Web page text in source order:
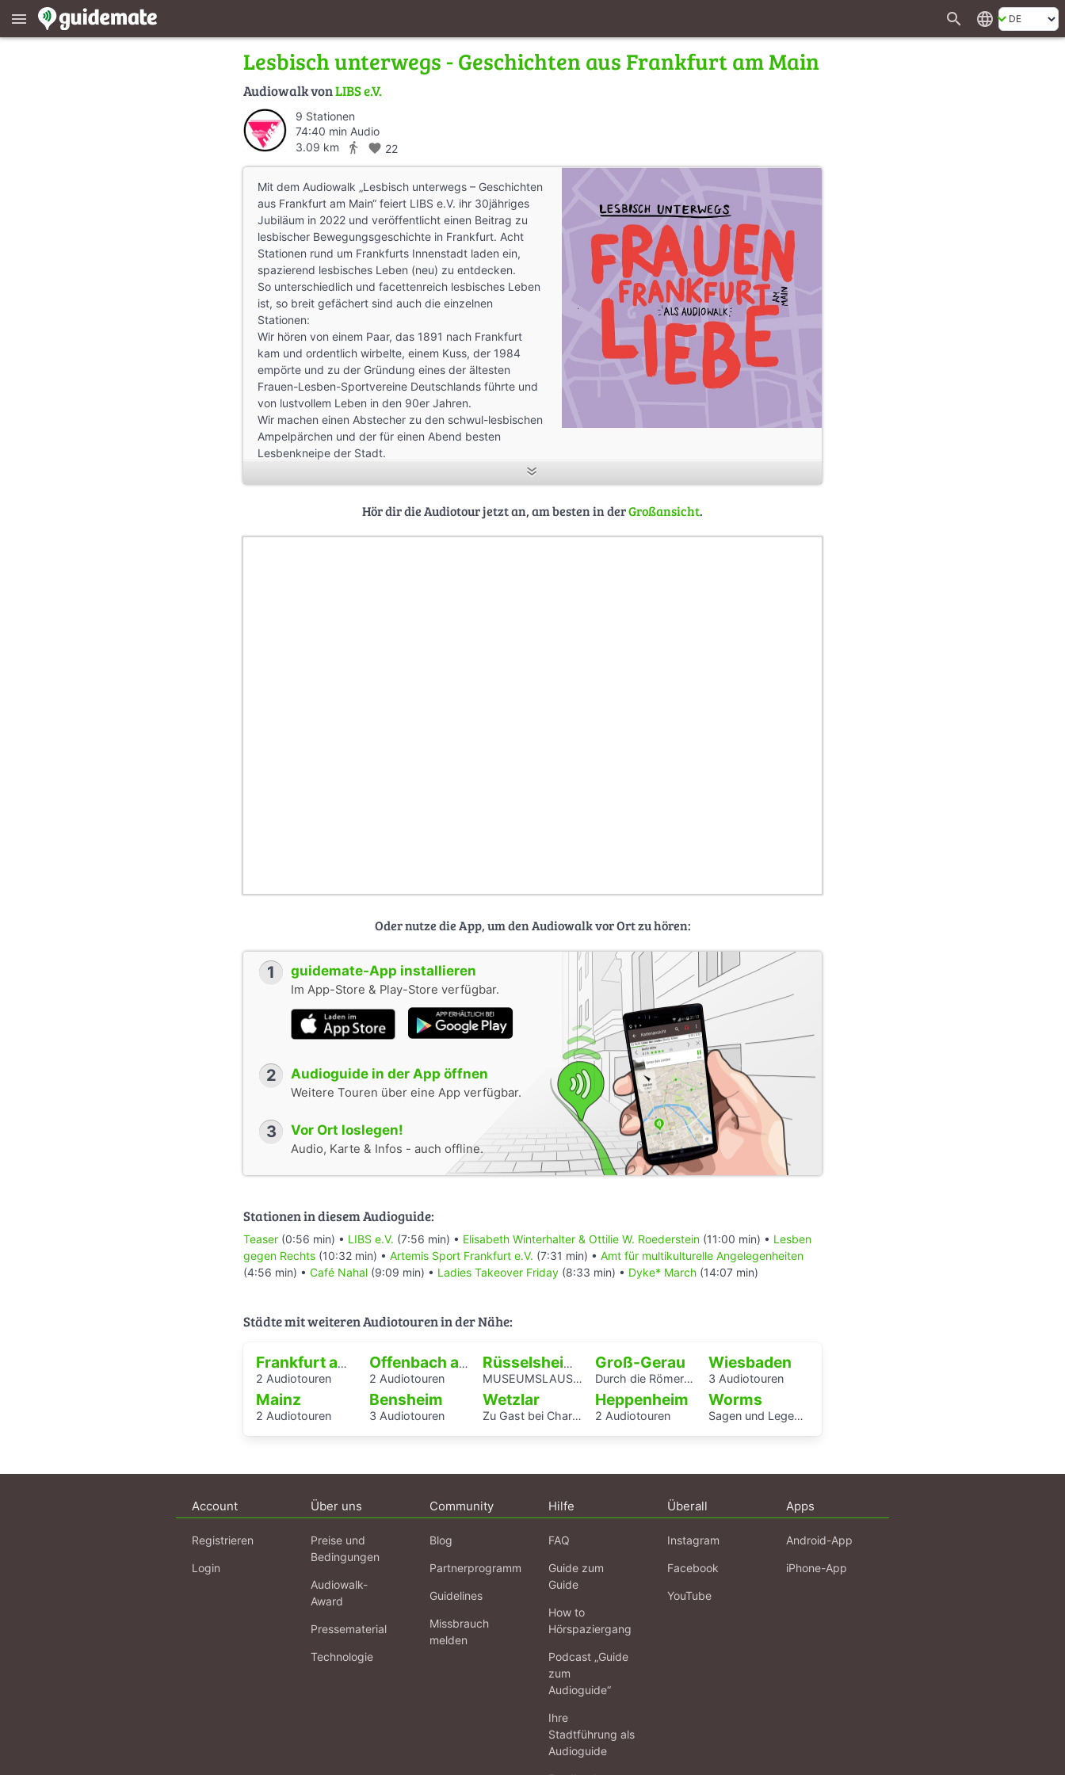
menu search language
Lesbisch unterwegs - Geschichten aus Frankfurt am Main
Audiowalk vonLIBS e.V.
9 Stationen
74:40 min Audio
3.09 km
directions_walk favorite 22
Mit dem Audiowalk „Lesbisch unterwegs – Geschichten
aus Frankfurt am Main“ feiert LIBS e.V. ihr 30jähriges
Jubiläum in 2022 und veröffentlicht einen Beitrag zu
lesbischer Bewegungsgeschichte in Frankfurt. Acht
Stationen rund um Frankfurts Innenstadt laden ein,
spazierend lesbisches Leben (neu) zu entdecken.
So unterschiedlich und facettenreich lesbisches Leben
ist, so breit gefächert sind auch die einzelnen
Stationen:
Wir hören von einem Paar, das 1891 nach Frankfurt
kam und ordentlich wirbelte, einem Kuss, der 1984
empörte und zu der Gründung eines der ältesten
Frauen-Lesben-Sportvereine Deutschlands führte und
von lustvollem Leben in den 90er Jahren.
Wir machen einen Abstecher zu den schwul-lesbischen
Ampelpärchen und der für einen Abend besten
Lesbenkneipe der Stadt.
Wir erfahren, wie der Dyke*March 2019 nach Frankfurt kam, wie Beratungsarbeit für lesbische Frauen mit
Migrationsgeschichte aussieht und wie eine Gruppe immer wieder gekonnt den Finger in die Wunde legt.
Viel Spaß beim Spazieren, Zuhören und Entdecken.
Hör dir die Audiotour jetzt an, am besten in derGroßansicht.
Oder nutze die App, um den Audiowalk vor Ort zu hören:
1 guidemate-App installieren
Im App-Store & Play-Store verfügbar.
2 Audioguide in der App öffnen
Weitere Touren über eine App verfügbar.
3 Vor Ort loslegen!
Audio, Karte & Infos - auch offline.
Stationen in diesem Audioguide:
Teaser (0:56 min) • LIBS e.V. (7:56 min) • Elisabeth Winterhalter & Ottilie W. Roederstein (11:00 min) • Lesben
gegen Rechts (10:32 min) • Artemis Sport Frankfurt e.V. (7:31 min) • Amt für multikulturelle Angelegenheiten
(4:56 min) • Café Nahal (9:09 min) • Ladies Takeover Friday (8:33 min) • Dyke* March (14:07 min)
Städte mit weiteren Audiotouren in der Nähe:
Frankfurt am Main
2 Audiotouren
Offenbach am Main
2 Audiotouren
Rüsselsheim am Main
MUSEUMSLAUSCHER: Vom Amboss zum Fließband. Führung für Kinder und Jugendliche
Groß-Gerau
Durch die Römerabteilung im Stadtmuseum Groß-Gerau - ein Audioguide von Kindern für Kinder
Wiesbaden
3 Audiotouren
Mainz
2 Audiotouren
Bensheim
3 Audiotouren
Wetzlar
Zu Gast bei Charlotte Buff und ihrer Familie - Audioguide von Kindern für Kinder durch das Lottehaus
Heppenheim
2 Audiotouren
Worms
Sagen und Legenden vom Rhein
Account
Registrieren
Login
Über uns
Preise und
Bedingungen
Audiowalk-
Award
Pressematerial
Technologie
Community
Blog
Partnerprogramm
Guidelines
Missbrauch
melden
Hilfe
FAQ
Guide zum
Guide
How to
Hörspaziergang
Podcast „Guide
zum
Audioguide“
Ihre
Stadtführung als
Audioguide
Überall
Instagram
Facebook
YouTube
Apps
Android-App
iPhone-App